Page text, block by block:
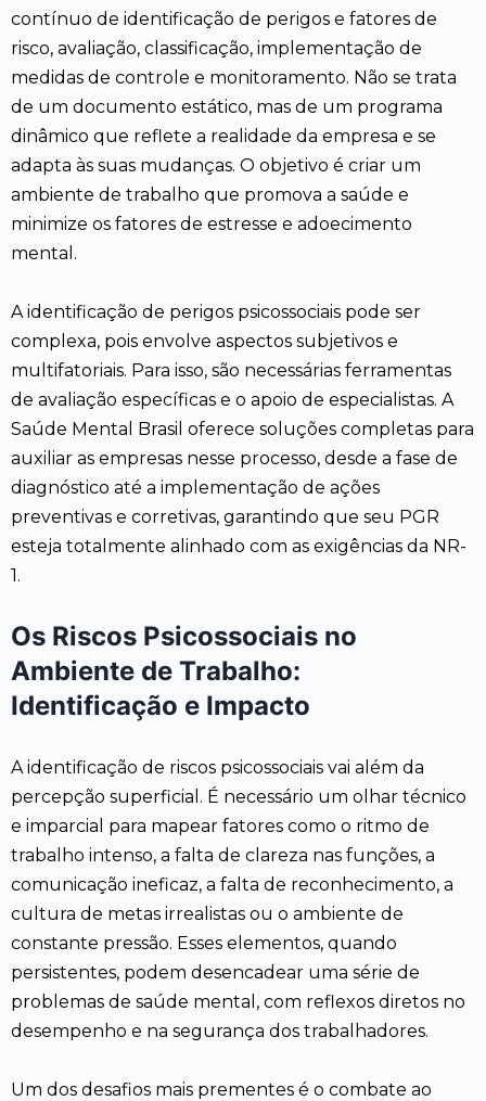
contínuo de identificação de perigos e fatores de
risco, avaliação, classificação, implementação de
medidas de controle e monitoramento. Não se trata
de um documento estático, mas de um programa
dinâmico que reflete a realidade da empresa e se
adapta às suas mudanças. O objetivo é criar um
ambiente de trabalho que promova a saúde e
minimize os fatores de estresse e adoecimento
mental.
A identificação de perigos psicossociais pode ser
complexa, pois envolve aspectos subjetivos e
multifatoriais. Para isso, são necessárias ferramentas
de avaliação específicas e o apoio de especialistas. A
Saúde Mental Brasil oferece soluções completas para
auxiliar as empresas nesse processo, desde a fase de
diagnóstico até a implementação de ações
preventivas e corretivas, garantindo que seu PGR
esteja totalmente alinhado com as exigências da NR-
1.
Os Riscos Psicossociais no
Ambiente de Trabalho:
Identificação e Impacto
A identificação de riscos psicossociais vai além da
percepção superficial. É necessário um olhar técnico
e imparcial para mapear fatores como o ritmo de
trabalho intenso, a falta de clareza nas funções, a
comunicação ineficaz, a falta de reconhecimento, a
cultura de metas irrealistas ou o ambiente de
constante pressão. Esses elementos, quando
persistentes, podem desencadear uma série de
problemas de saúde mental, com reflexos diretos no
desempenho e na segurança dos trabalhadores.
Um dos desafios mais prementes é o combate ao